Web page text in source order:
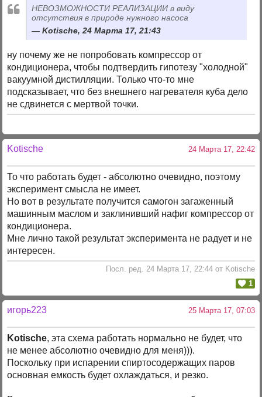
НЕВОЗМОЖНОСТИ РЕАЛИЗАЦИИ в виду
отсутствия в природе нужного насоса
Kotische, 24 Марта 17, 21:43
ну почему же не попробовать компрессор от
кондиционера, чтобы подтвердить гипотезу "холодной"
вакуумной дистилляции. Только что-то мне
подсказывает, что без внешнего нагревателя куба дело
не сдвинется с мертвой точки.
Kotische 24 Марта 17, 22:42
То что работать будет - абсолютно очевидно, поэтому
эксперимент смысла не имеет.
Но вот в результате получится самогон загаженный
машинным маслом и заклинивший нафиг компрессор от
кондиционера.
Мне лично такой результат эксперимента не радует и не
интересен.
Посл. ред. 24 Марта 17, 22:44 от Kotische
1
игорь223 25 Марта 17, 07:03
Kotische, эта схема работать нормально не будет, что
не менее абсолютно очевидно для меня))).
Поскольку при испарении спиртосодержащих паров
основная емкость будет охлаждаться, и резко.